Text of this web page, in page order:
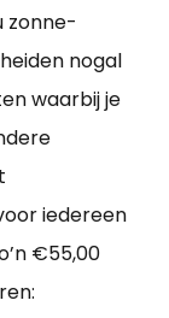
zonne-
nogal
waarbij je
iedereen
€55,00